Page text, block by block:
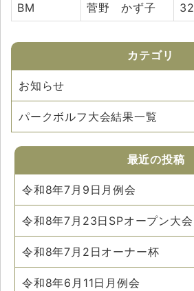
BM
菅野 かず子 32
カテゴリ
お知らせ
パークボルフ大会結果一覧
最近の投稿
令和8年7月9日月例会
令和8年7月23日SPオープン大会
令和8年7月2日オーナー杯
令和8年6月11日月例会